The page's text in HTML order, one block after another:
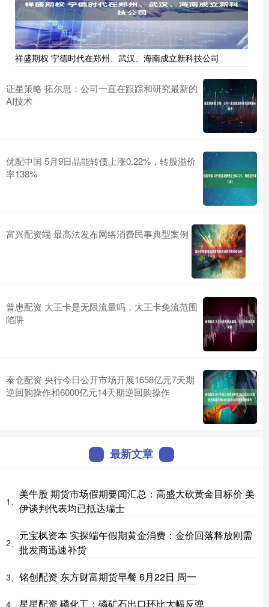
祥盛期权 宁德时代在郑州、武汉、海南成立新科技公司
证星策略 拓尔思：公司一直在跟踪和研究最新的
AI技术
优配中国 5月9日晶能转债上涨0.22%，转股溢价
率138%
富兴配资端 最高法发布网络消费民事典型案例
普患配资 大王卡是无限流量吗，大王卡免流范围
陷阱
泰仓配资 央行今日公开市场开展1658亿元7天期
逆回购操作和6000亿元14天期逆回购操作
最新文章
1、
美牛股 期货市场假期要闻汇总：高盛大砍黄金目标价 美
伊谈判代表均已抵达瑞士
2、
元宝枫资本 实探端午假期黄金消费：金价回落释放刚需
批发商迅速补货
3、 铭创配资 东方财富期货早餐 6月22日 周一
4、 星星配资 磷化工：磷矿石出口环比大幅反弹